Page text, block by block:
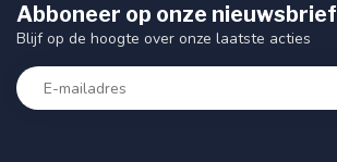
Abboneer op onze nieuwsbrief
Blijf op de hoogte over onze laatste acties